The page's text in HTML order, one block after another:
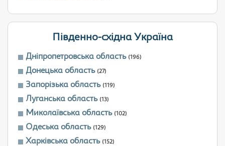
Південно-східна Україна
Дніпропетровська область (196)
Донецька область (27)
Запорізька область (119)
Луганська область (13)
Миколаївська область (102)
Одеська область (129)
Харківська область (152)